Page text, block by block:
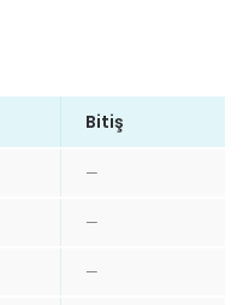
Bitiş
—
—
—